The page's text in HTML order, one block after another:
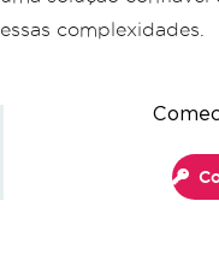
essas complexidades.